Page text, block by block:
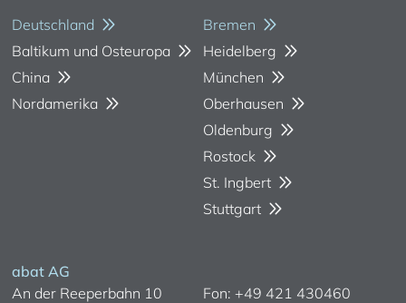
Deutschland
Baltikum und Osteuropa
China
Nordamerika
Bremen
Heidelberg
München
Oberhausen
Oldenburg
Rostock
St. Ingbert
Stuttgart
abat AG
An der Reeperbahn 10
Fon: +49 421 430460